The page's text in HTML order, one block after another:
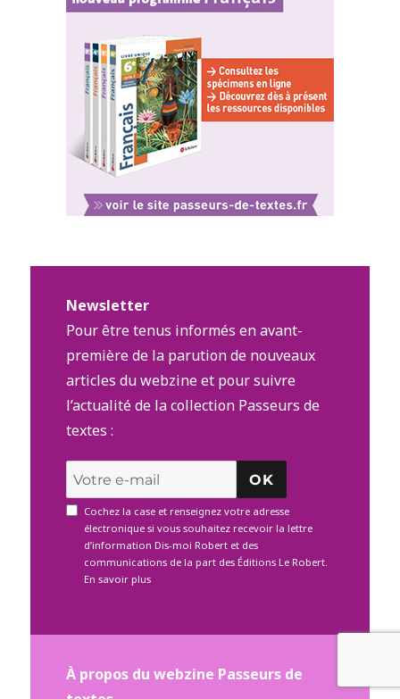
Newsletter
Pour être tenus informés en avant-
première de la parution de nouveaux
articles du webzine et pour suivre
l’actualité de la collection Passeurs de
textes :
OK
Cochez la case et renseignez votre adresse
électronique si vous souhaitez recevoir la lettre
d’information Dis-moi Robert et des
communications de la part des Éditions Le Robert.
En savoir plus
À propos du webzine Passeurs de